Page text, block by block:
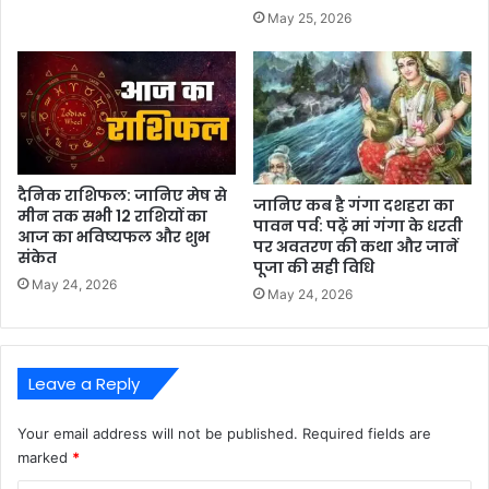
May 25, 2026
दैनिक राशिफल: जानिए मेष से
मीन तक सभी 12 राशियों का
आज का भविष्यफल और शुभ
संकेत
May 24, 2026
जानिए कब है गंगा दशहरा का
पावन पर्व: पढ़ें मां गंगा के धरती
पर अवतरण की कथा और जानें
पूजा की सही विधि
May 24, 2026
Leave a Reply
Your email address will not be published. Required fields are
marked *